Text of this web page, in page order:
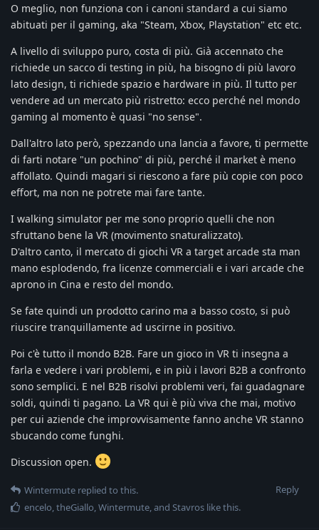
O meglio, non funziona con i canoni standard a cui siamo
abituati per il gaming, aka "Steam, Xbox, Playstation" etc etc.
A livello di sviluppo puro, costa di più. Già accennato che
richiede un sacco di testing in più, ha bisogno di più lavoro
lato design, ti richiede spazio e hardware in più. Il tutto per
vendere ad un mercato più ristretto: ecco perché nel mondo
gaming al momento è quasi "no sense".
Dall'altro lato però, spezzando una lancia a favore, ti permette
di farti notare "un pochino" di più, perché il market è meno
affollato. Quindi magari si riescono a fare più copie con poco
effort, ma non ne potrete mai fare tante.
I walking simulator per me sono proprio quelli che non
sfruttano bene la VR (movimento snaturalizzato).
D'altro canto, il mercato di giochi VR a target arcade sta man
mano esplodendo, fra licenze commerciali e i vari arcade che
aprono in Cina e resto del mondo.
Se fate quindi un prodotto carino ma a basso costo, si può
riuscire tranquillamente ad uscirne in positivo.
Poi c'è tutto il mondo B2B. Fare un gioco in VR ti insegna a
farla e vedere i vari problemi, e in più i lavori B2B a confronto
sono semplici. E nel B2B risolvi problemi veri, fai guadagnare
soldi, quindi ti pagano. La VR qui è più viva che mai, motivo
per cui aziende che improvvisamente fanno anche VR stanno
sbucando come funghi.
Discussion open.
Reply
Wintermute replied to this.
encelo,theGiallo,Wintermute, and Stavros like this.